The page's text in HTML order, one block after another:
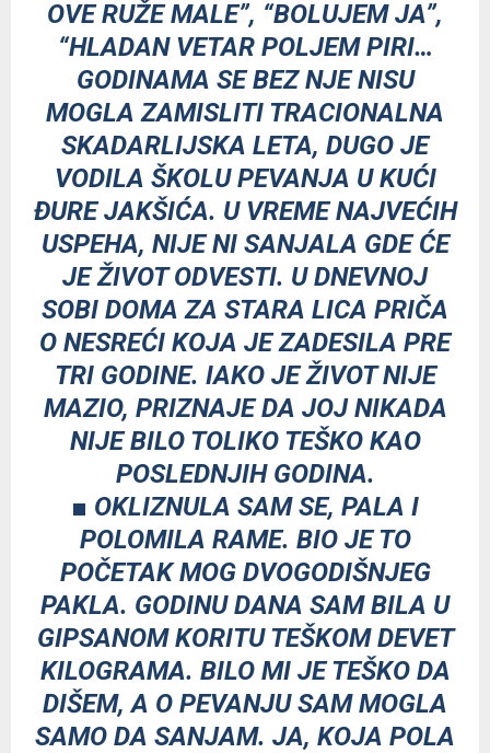
OVE RUŽE MALE”, “BOLUJEM JA”,
“HLADAN VETAR POLJEM PIRI…
GODINAMA SE BEZ NJE NISU
MOGLA ZAMISLITI TRACIONALNA
SKADARLIJSKA LETA, DUGO JE
VODILA ŠKOLU PEVANJA U KUĆI
ĐURE JAKŠIĆA. U VREME NAJVEĆIH
USPEHA, NIJE NI SANJALA GDE ĆE
JE ŽIVOT ODVESTI. U DNEVNOJ
SOBI DOMA ZA STARA LICA PRIČA
O NESREĆI KOJA JE ZADESILA PRE
TRI GODINE. IAKO JE ŽIVOT NIJE
MAZIO, PRIZNAJE DA JOJ NIKADA
NIJE BILO TOLIKO TEŠKO KAO
POSLEDNJIH GODINA.
■ OKLIZNULA SAM SE, PALA I
POLOMILA RAME. BIO JE TO
POČETAK MOG DVOGODIŠNJEG
PAKLA. GODINU DANA SAM BILA U
GIPSANOM KORITU TEŠKOM DEVET
KILOGRAMA. BILO MI JE TEŠKO DA
DIŠEM, A O PEVANJU SAM MOGLA
SAMO DA SANJAM. JA, KOJA POLA